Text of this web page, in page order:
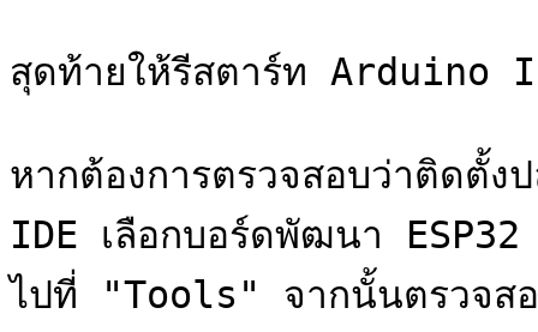
สุดท้ายให้รีสตาร์ท Arduino
หากต้องการตรวจสอบว่าติดตั้
IDE เลือกบอร์ดพัฒนา
ไปที่ "Tools" จากนั้นตรวจส